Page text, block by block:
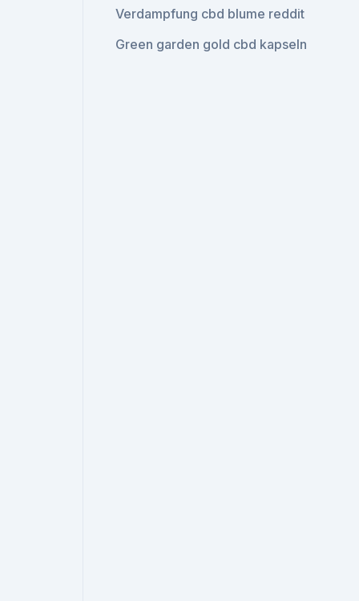
Verdampfung cbd blume reddit
Green garden gold cbd kapseln